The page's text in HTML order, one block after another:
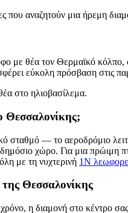
που αναζητούν μια ήρεμη
με θέα τον Θερμαϊκό κόλπο,
εύκολη πρόσβαση στις
στο ηλιοβασίλεμα.
Θεσσαλονίκης;
σταθμό — το αεροδρόμιο
χώρο. Για μια πρώιμη
με τη νυχτερινή 1N
Θεσσαλονίκης
η διαμονή στο κέντρο